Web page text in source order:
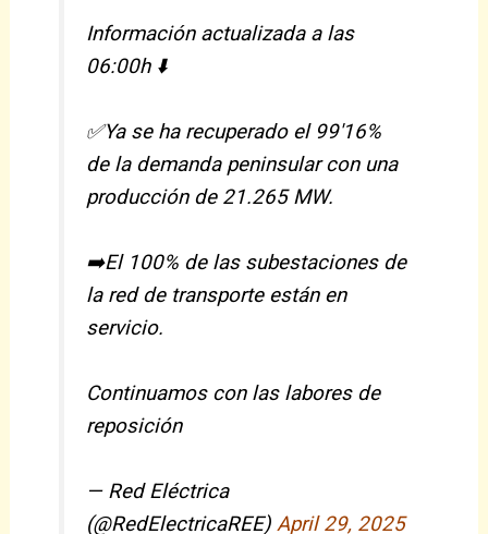
Información actualizada a las
06:00h ⬇️
✅Ya se ha recuperado el 99'16%
de la demanda peninsular con una
producción de 21.265 MW.
➡️El 100% de las subestaciones de
la red de transporte están en
servicio.
Continuamos con las labores de
reposición
— Red Eléctrica
(@RedElectricaREE)April 29, 2025